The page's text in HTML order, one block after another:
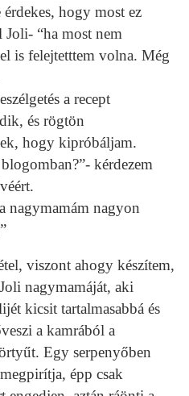
hogy most ez
Joli- “ha most nem
is felejtetttem volna. Még
a recept
és rögtön
hogy kipróbáljam.
kérdezem
nagymamám nagyon
viszont ahogy készítem,
nagymamáját, aki
kicsit tartalmasabbá és
a kamrából a
Egy serpenyőben
épp csak